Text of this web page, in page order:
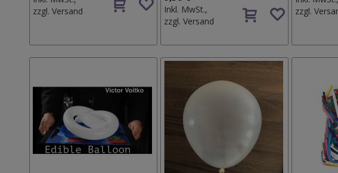
zzgl.Versand
den
Wunschzettel
Inkl. MwSt.,
zzgl.Versand
Auf
den
zzgl.